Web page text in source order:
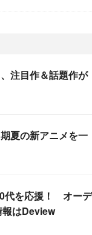
注目作＆話題作が
夏の新アニメを一
代を応援！ オーデ
報はDeview